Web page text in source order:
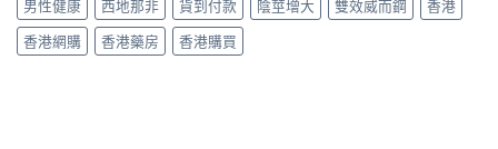
南〉
中
糖
哪
款
男性健康 西地那非 貨到付款 陰莖增大 雙效威而鋼
香港
香港網購
香港藥房 香港購買